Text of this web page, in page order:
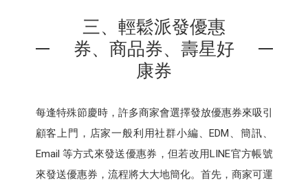
三、輕鬆派發優惠
券、商品券、壽星好
康券
每逢特殊節慶時，許多商家會選擇發放優惠券來吸引
顧客上門，店家一般利用社群小編、EDM、簡訊、
Email 等方式來發送優惠券，但若改用LINE官方帳號
來發送優惠券，流程將大大地簡化。首先，商家可運